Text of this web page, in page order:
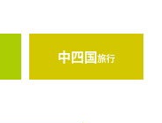
中四国旅行